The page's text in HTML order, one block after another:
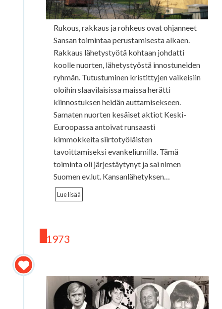
Rukous, rakkaus ja rohkeus ovat ohjanneet
Sansan toimintaa perustamisesta alkaen.
Rakkaus lähetystyötä kohtaan johdatti
koolle nuorten, lähetystyöstä innostuneiden
ryhmän. Tutustuminen kristittyjen vaikeisiin
oloihin slaavilaisissa maissa herätti
kiinnostuksen heidän auttamisekseen.
Samaten nuorten kesäiset aktiot Keski-
Euroopassa antoivat runsaasti
kimmokkeita siirtotyöläisten
tavoittamiseksi evankeliumilla. Tämä
toiminta oli järjestäytynyt ja sai nimen
Suomen ev.lut. Kansanlähetyksen…
Lue lisää
1973